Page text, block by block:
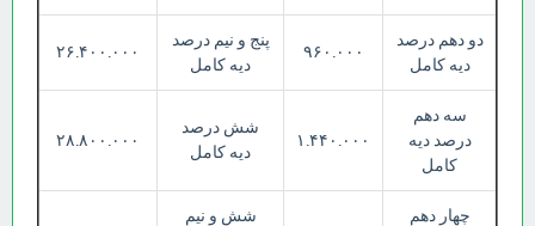
دو دهم درصد
دیه کامل
۹۶۰.۰۰۰
پنج و نیم درصد
دیه کامل
۲۶.۴۰۰.۰۰۰
سه دهم
درصد دیه
کامل
۱.۴۴۰.۰۰۰
شش درصد
دیه کامل
۲۸.۸۰۰.۰۰۰
چهار دهم
شش و نیم